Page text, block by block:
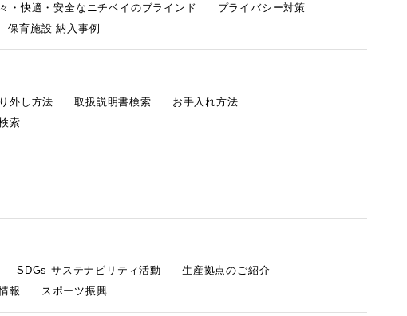
・快適・安全なニチベイのブラインド
プライバシー対策
保育施設 納入事例
外し方法 取扱説明書検索
お手入れ方法
索
SDGs サステナビリティ活動
生産拠点のご紹介
報 スポーツ振興